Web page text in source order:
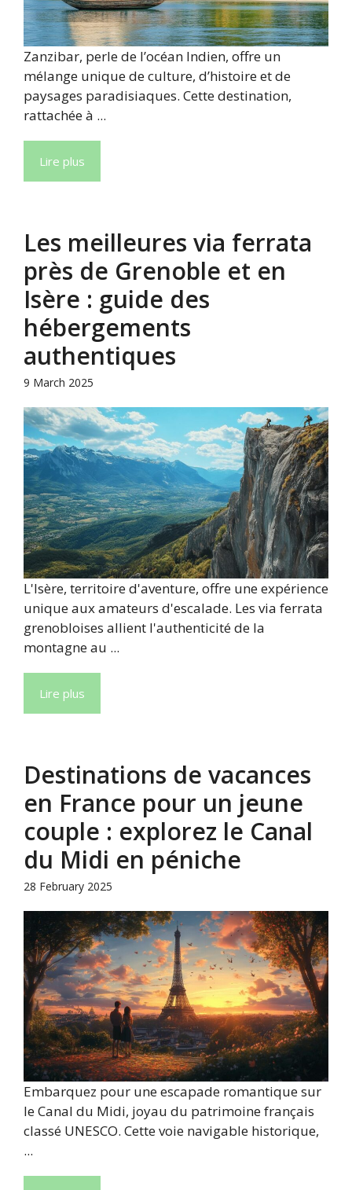
Zanzibar, perle de l’océan Indien, offre un
mélange unique de culture, d’histoire et de
paysages paradisiaques. Cette destination,
rattachée à ...
Lire plus
Les meilleures via ferrata
près de Grenoble et en
Isère : guide des
hébergements
authentiques
9 March 2025
L'Isère, territoire d'aventure, offre une expérience
unique aux amateurs d'escalade. Les via ferrata
grenobloises allient l'authenticité de la
montagne au ...
Lire plus
Destinations de vacances
en France pour un jeune
couple : explorez le Canal
du Midi en péniche
28 February 2025
Embarquez pour une escapade romantique sur
le Canal du Midi, joyau du patrimoine français
classé UNESCO. Cette voie navigable historique,
...